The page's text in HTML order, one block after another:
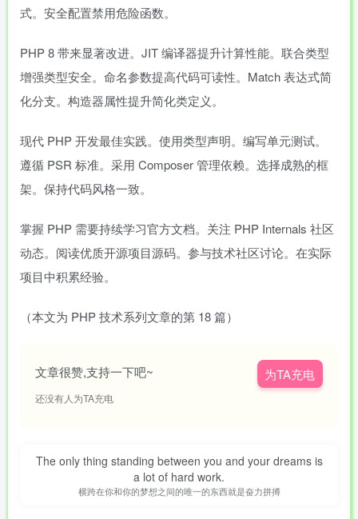
式。安全配置禁用危险函数。
PHP 8 带来显著改进。JIT 编译器提升计算性能。联合类型
增强类型安全。命名参数提高代码可读性。Match 表达式简
化分支。构造器属性提升简化类定义。
现代 PHP 开发最佳实践。使用类型声明。编写单元测试。
遵循 PSR 标准。采用 Composer 管理依赖。选择成熟的框
架。保持代码风格一致。
掌握 PHP 需要持续学习官方文档。关注 PHP Internals 社区
动态。阅读优质开源项目源码。参与技术社区讨论。在实际
项目中积累经验。
（本文为 PHP 技术系列文章的第 18 篇）
文章很赞,支持一下吧~
还没有人为TA充电
为TA充电
The only thing standing between you and your dreams is
a lot of hard work.
横跨在你和你的梦想之间的唯一的东西就是奋力拼搏